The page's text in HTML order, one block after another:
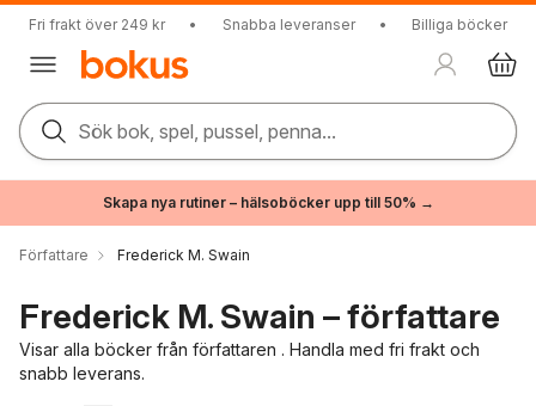
Fri frakt över 249 kr • Snabba leveranser • Billiga böcker
Sök bok, spel, pussel, penna...
Skapa nya rutiner – hälsoböcker upp till 50% →
Författare Frederick M. Swain
Frederick M. Swain – författare
Visar alla böcker från författaren . Handla med fri frakt och
snabb leverans.